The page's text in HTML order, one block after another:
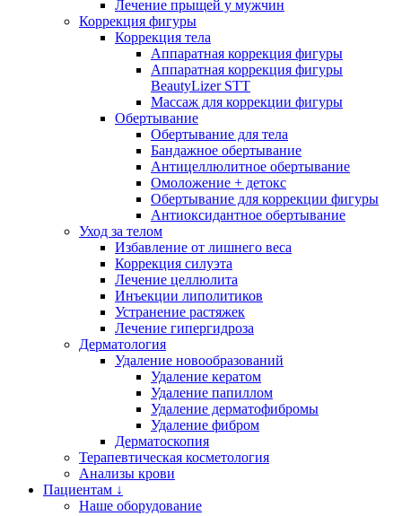
Лечение прыщей у мужчин
Коррекция фигуры
Коррекция тела
Аппаратная коррекция фигуры
Аппаратная коррекция фигуры
BeautyLizer STT
Массаж для коррекции фигуры
Обертывание
Обертывание для тела
Бандажное обертывание
Антицеллюлитное обертывание
Омоложение + детокс
Обертывание для коррекции фигуры
Антиоксидантное обертывание
Уход за телом
Избавление от лишнего веса
Коррекция силуэта
Лечение целлюлита
Инъекции липолитиков
Устранение растяжек
Лечение гипергидроза
Дерматология
Удаление новообразований
Удаление кератом
Удаление папиллом
Удаление дерматофибромы
Удаление фибром
Дерматоскопия
Терапевтическая косметология
Анализы крови
Пациентам ↓
Наше оборудование